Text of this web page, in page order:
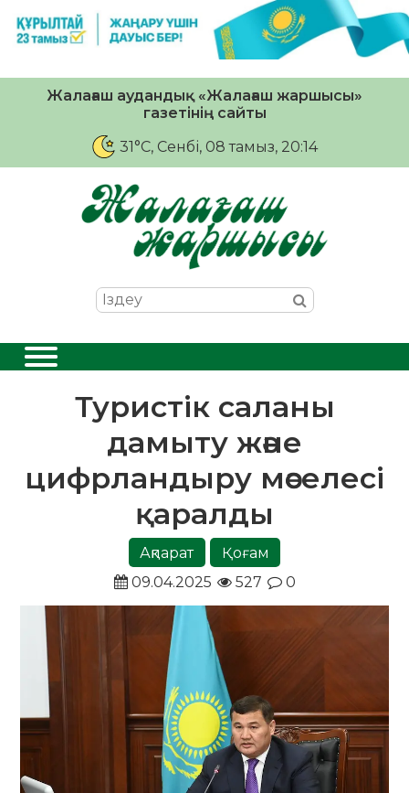
Жалағаш аудандық «Жалағаш жаршысы»
газетінің сайты
31°C, Сенбі, 08 тамыз, 20:14
Туристік саланы
дамыту және
цифрландыру мәселесі
қаралды
Ақпарат
Қоғам
09.04.2025
527 0